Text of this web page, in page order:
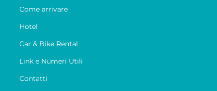
Come arrivare
Hotel
Car & Bike Rental
Link e Numeri Utili
Contatti